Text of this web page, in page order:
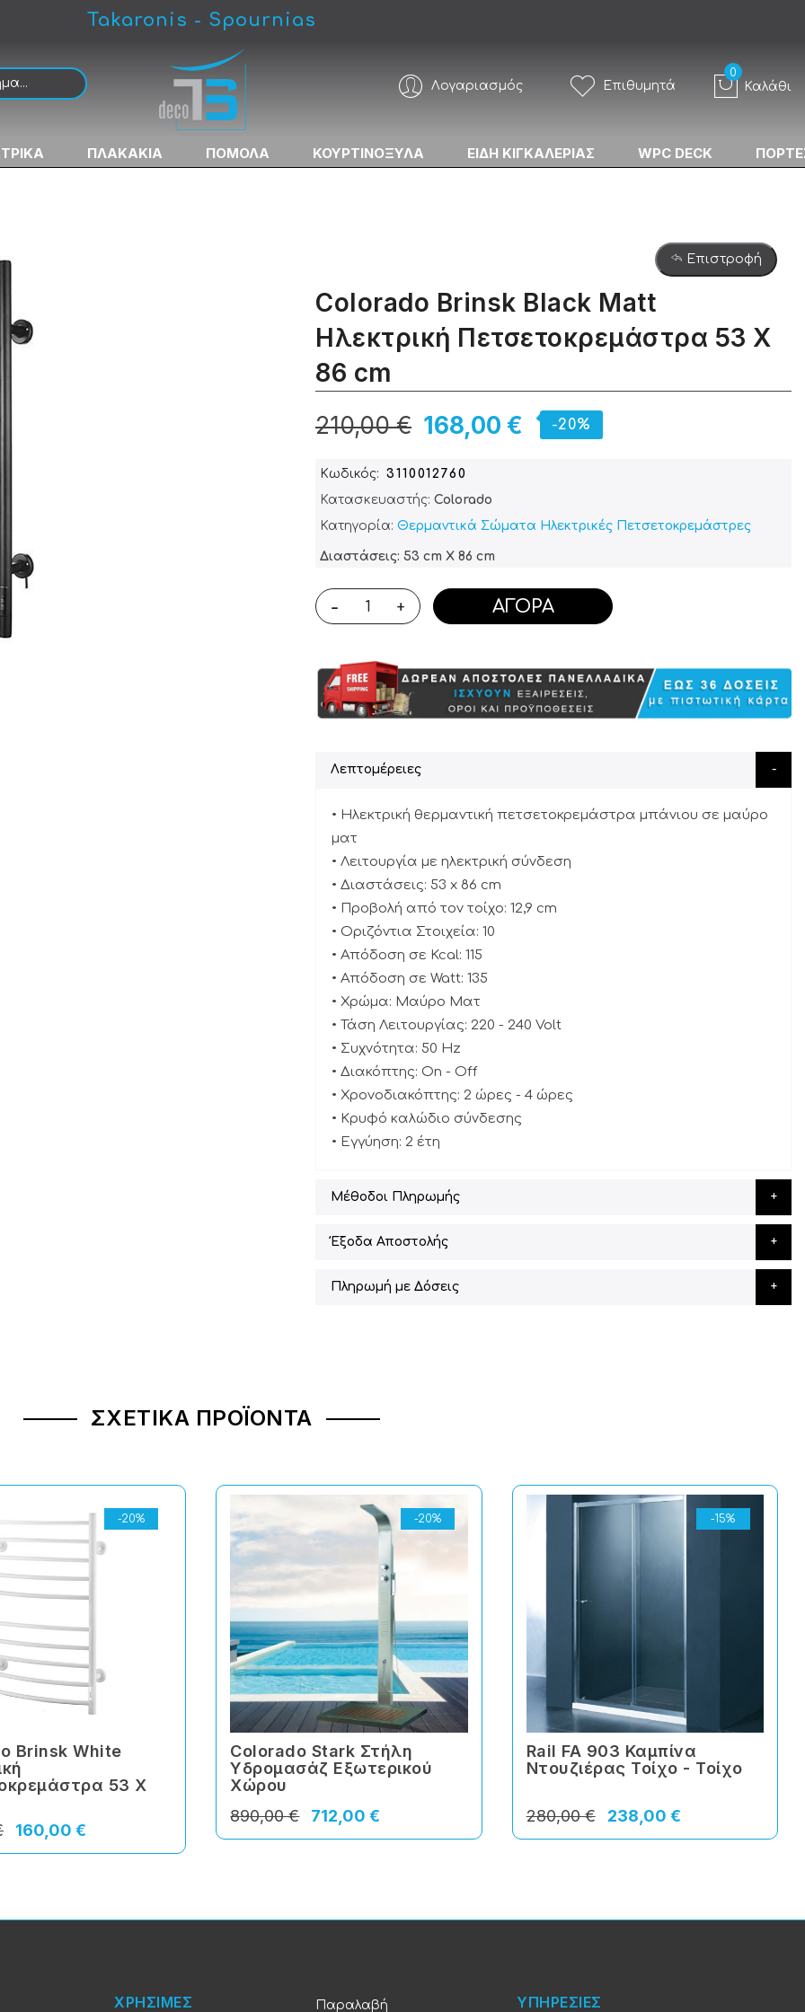
Takaronis - Spournias
Λογαριασμός Επιθυμητά Καλάθι
ΠΛΑΚΑΚΙΑ ΠΟΜΟΛΑ ΚΟΥΡΤΙΝΟΞΥΛΑ ΕΙΔΗ ΚΙΓΚΑΛΕΡΙΑΣ WPC DECK
53 Χ 86 cm
Επιστροφή
Colorado Brinsk Black Matt
Ηλεκτρική Πετσετοκρεμάστρα 53 Χ
86 cm
168,00 €
210,00 € -20%
Κωδικός
3110012760
Κατασκευαστής: Colorado
Κατηγορία: Θερμαντικά Σώματα Ηλεκτρικές Πετσετοκρεμάστρες
Διαστάσεις: 53 cm X 86 cm
- + ΑΓΟΡΆ
Λεπτομέρειες
• Ηλεκτρική θερμαντική πετσετοκρεμάστρα μπάνιου σε μαύρο
ματ
• Λειτουργία με ηλεκτρική σύνδεση
• Διαστάσεις: 53 x 86 cm
• Προβολή από τον τοίχο: 12,9 cm
• Οριζόντια Στοιχεία: 10
• Απόδοση σε Kcal: 115
• Απόδοση σε Watt: 135
• Χρώμα: Μαύρο Ματ
• Τάση Λειτουργίας: 220 - 240 Volt
• Συχνότητα: 50 Hz
• Διακόπτης: On - Off
• Χρονοδιακόπτης: 2 ώρες - 4 ώρες
• Κρυφό καλώδιο σύνδεσης
• Εγγύηση: 2 έτη
Μέθοδοι Πληρωμής
Έξοδα Αποστολής
Πληρωμή με Δόσεις
ΣΧΕΤΙΚΆ ΠΡΟΪΌΝΤΑ
-20%
Brinsk White
53 Χ
160,00 €
-20%
Colorado Stark Στήλη
Υδρομασάζ Εξωτερικού
Χώρου
712,00 €
890,00 €
-15%
Rail FA 903 Καμπίνα
Ντουζιέρας Τοίχο - Τοίχο
238,00 €
280,00 €
ΧΡΗΣΙΜΕΣ Παραλαβή ΥΠΗΡΕΣΙΕΣ